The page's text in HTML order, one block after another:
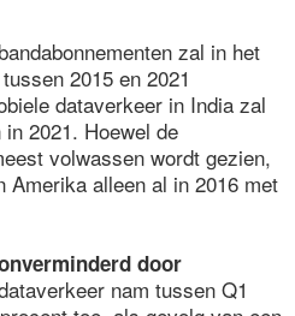
zal in het
2015 en 2021
dataverkeer in India zal
2021. Hoewel de
volwassen wordt gezien,
alleen al in 2016 met
door
nam tussen Q1